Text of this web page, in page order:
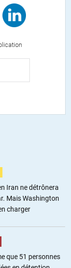
l’on apprenne des
au FMI, aux
de milliards
digérer le chapitre
à billet à la
d’
avec une
Iran ne détrônera
Mais Washington
charger
que 51 personnes